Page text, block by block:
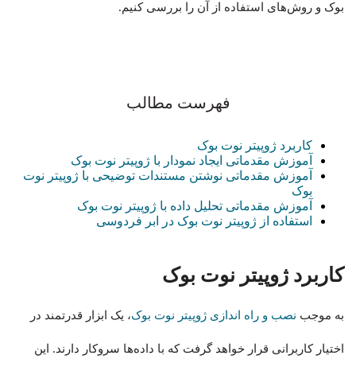
بوک و روش‌های استفاده از آن را بررسی کنیم.
فهرست مطالب
کاربرد ژوپیتر نوت بوک
آموزش مقدماتی ایجاد نمودار با ژوپیتر نوت بوک
آموزش مقدماتی نوشتن مستندات توضیحی با ژوپیتر نوت
بوک
آموزش مقدماتی تحلیل داده با ژوپیتر نوت بوک
استفاده از ژوپیتر نوت بوک در ابر فردوسی
کاربرد ژوپیتر نوت بوک
به موجب نصب و راه اندازی ژوپیتر نوت بوک، یک ابزار قدرتمند در
اختیار کاربرانی قرار خواهد گرفت که با داده‌ها سروکار دارند. این